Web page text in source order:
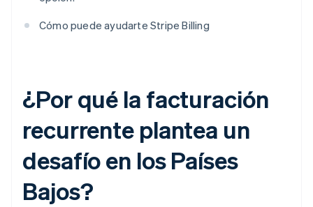
Cómo puede ayudarte Stripe Billing
¿Por qué la facturación
recurrente plantea un
desafío en los Países
Bajos?